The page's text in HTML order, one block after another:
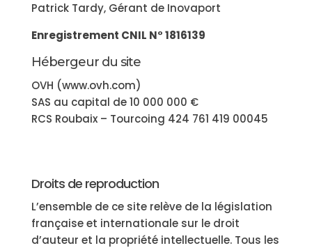
Patrick Tardy, Gérant de Inovaport
Enregistrement CNIL N° 1816139
Hébergeur du site
OVH (www.ovh.com)
SAS au capital de 10 000 000 €
RCS Roubaix – Tourcoing 424 761 419 00045
Droits de reproduction
L’ensemble de ce site relève de la législation
française et internationale sur le droit
d’auteur et la propriété intellectuelle. Tous les